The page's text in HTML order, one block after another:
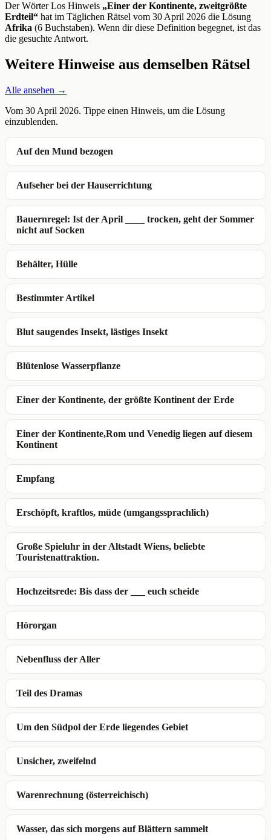
Der Wörter Los Hinweis „Einer der Kontinente, zweitgrößte
Erdteil“ hat im Täglichen Rätsel vom 30 April 2026 die Lösung
Afrika (6 Buchstaben). Wenn dir diese Definition begegnet, ist das
die gesuchte Antwort.
Weitere Hinweise aus demselben Rätsel
Alle ansehen →
Vom 30 April 2026. Tippe einen Hinweis, um die Lösung
einzublenden.
Auf den Mund bezogen
Aufseher bei der Hauserrichtung
Bauernregel: Ist der April ____ trocken, geht der Sommer
nicht auf Socken
Behälter, Hülle
Bestimmter Artikel
Blut saugendes Insekt, lästiges Insekt
Blütenlose Wasserpflanze
Einer der Kontinente, der größte Kontinent der Erde
Einer der Kontinente,Rom und Venedig liegen auf diesem
Kontinent
Empfang
Erschöpft, kraftlos, müde (umgangssprachlich)
Große Spieluhr in der Altstadt Wiens, beliebte
Touristenattraktion.
Hochzeitsrede: Bis dass der ___ euch scheide
Hörorgan
Nebenfluss der Aller
Teil des Dramas
Um den Südpol der Erde liegendes Gebiet
Unsicher, zweifelnd
Warenrechnung (österreichisch)
Wasser, das sich morgens auf Blättern sammelt